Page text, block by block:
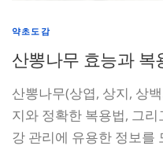
약초도감
산뽕나무 효능과 복
산뽕나무(상엽, 상지, 상
지와 정확한 복용법, 그
강 관리에 유용한 정보를